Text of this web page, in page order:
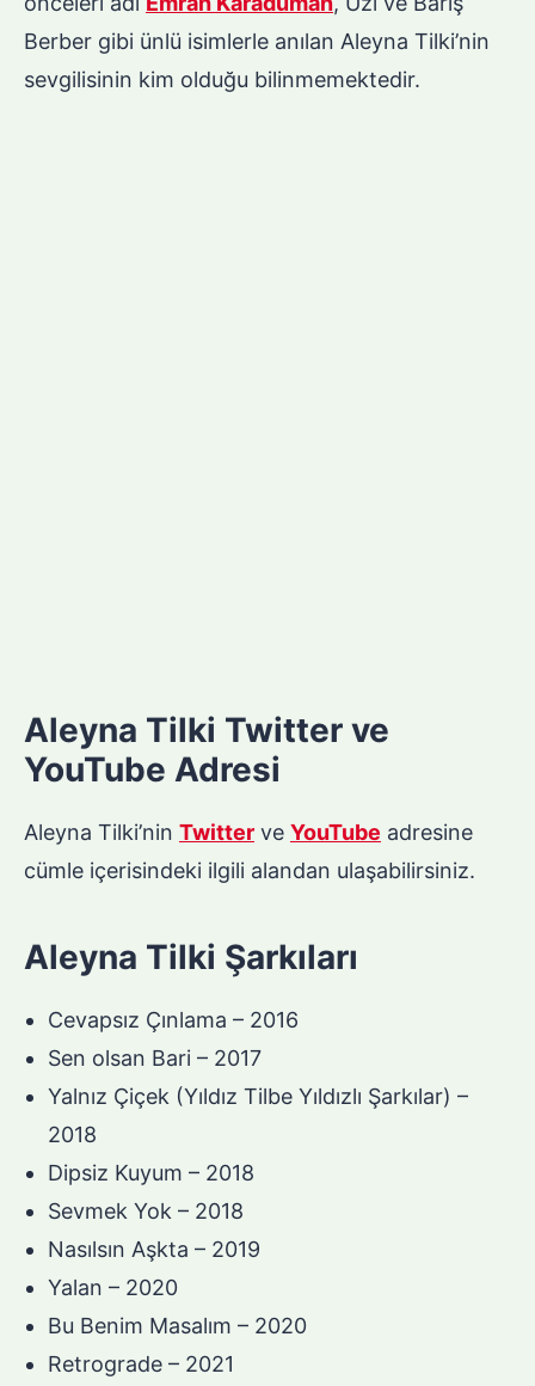
Berber gibi ünlü isimlerle anılan Aleyna Tilki’nin
sevgilisinin kim olduğu bilinmemektedir.
Aleyna Tilki Twitter ve
YouTube Adresi
Aleyna Tilki’nin Twitter ve YouTube adresine
cümle içerisindeki ilgili alandan ulaşabilirsiniz.
Aleyna Tilki Şarkıları
Cevapsız Çınlama – 2016
Sen olsan Bari – 2017
Yalnız Çiçek (Yıldız Tilbe Yıldızlı Şarkılar) –
2018
Dipsiz Kuyum – 2018
Sevmek Yok – 2018
Nasılsın Aşkta – 2019
Yalan – 2020
Bu Benim Masalım – 2020
Retrograde – 2021